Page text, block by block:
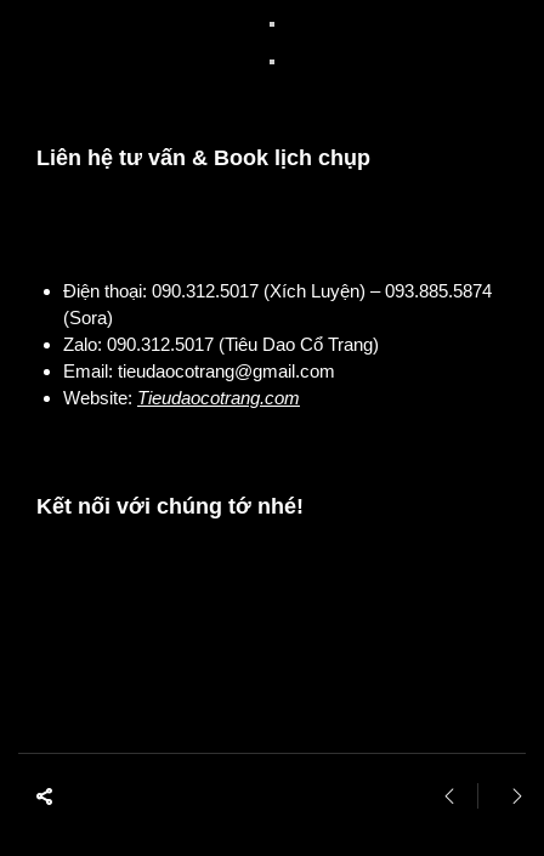
Liên hệ tư vấn & Book lịch chụp
Điện thoại: 090.312.5017 (Xích Luyện) – 093.885.5874
(Sora)
Zalo: 090.312.5017 (Tiêu Dao Cổ Trang)
Email: tieudaocotrang@gmail.com
Website: Tieudaocotrang.com
Kết nối với chúng tớ nhé!